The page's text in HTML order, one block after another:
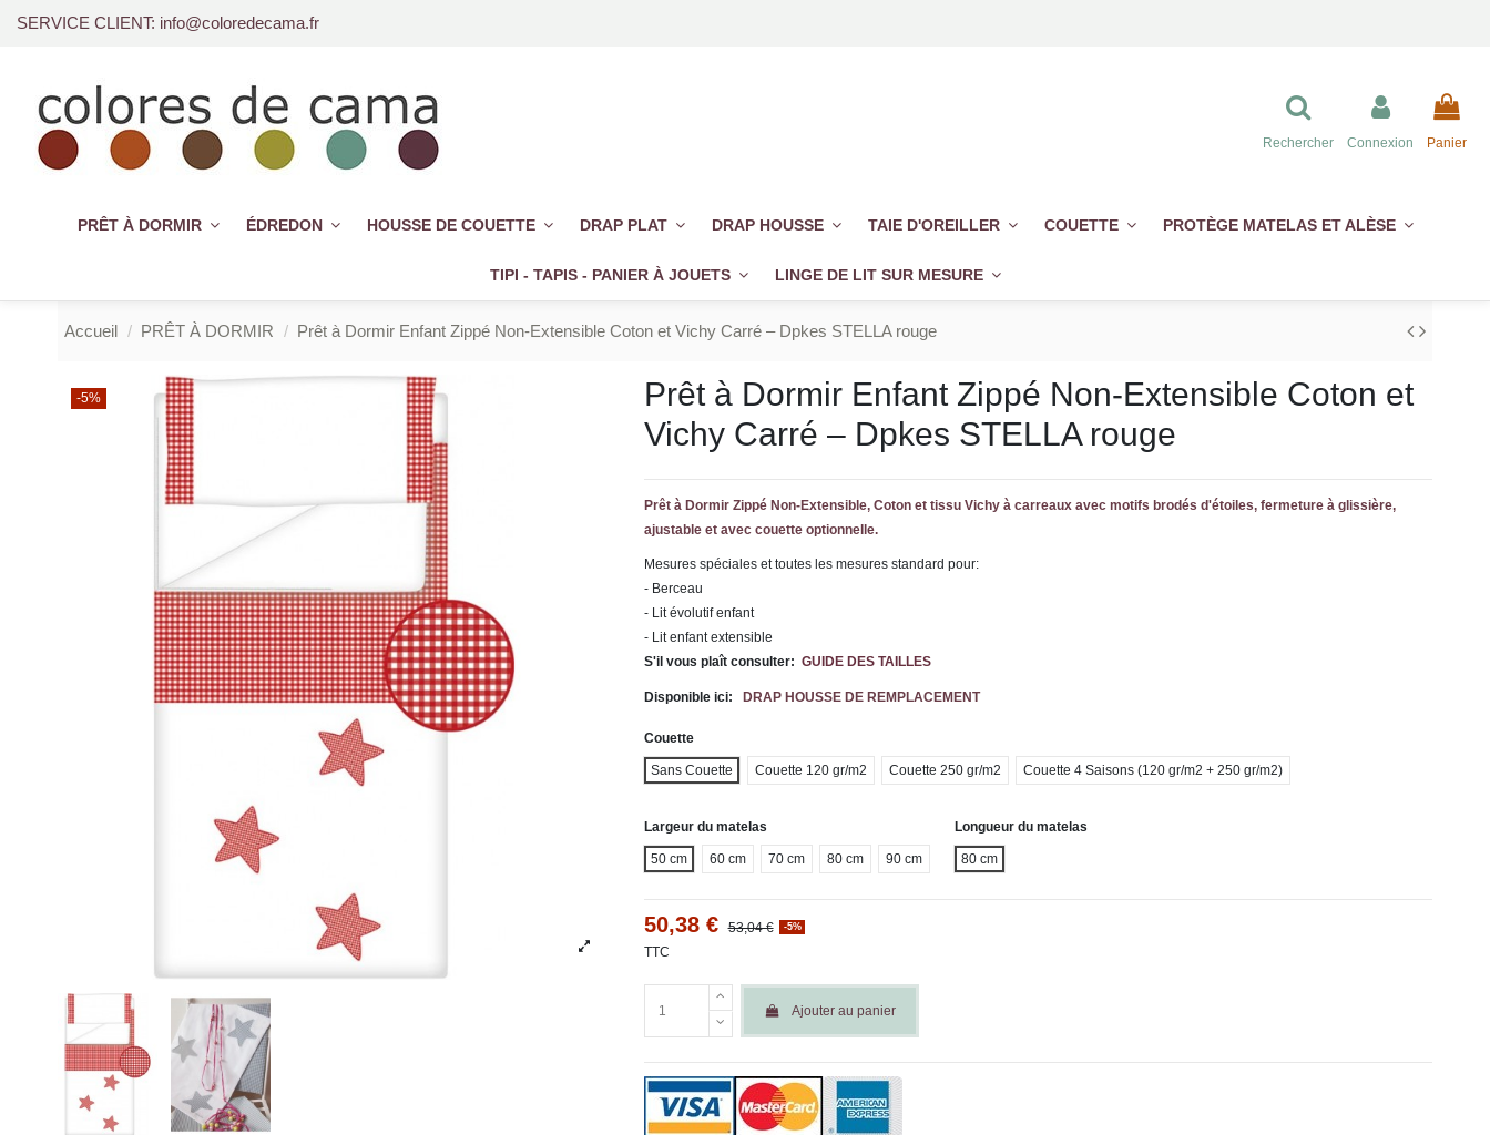
SERVICE CLIENT: info@coloredecama.fr
Rechercher Connexion Panier
PRÊT À DORMIR ÉDREDON HOUSSE DE COUETTE DRAP PLAT DRAP HOUSSE TAIE D'OREILLER COUETTE PROTÈGE MATELAS ET ALÈSE
TIPI - TAPIS - PANIER À JOUETS LINGE DE LIT SUR MESURE
Accueil PRÊT À DORMIR Prêt à Dormir Enfant Zippé Non-Extensible Coton et Vichy Carré – Dpkes STELLA rouge
-5%
Prêt à Dormir Enfant Zippé Non-Extensible Coton et
Vichy Carré – Dpkes STELLA rouge
Prêt à Dormir Zippé Non-Extensible, Coton et tissu Vichy à carreaux avec motifs brodés d'étoiles, fermeture à glissière,
ajustable et avec couette optionnelle.
Mesures spéciales et toutes les mesures standard pour:
- Berceau
- Lit évolutif enfant
- Lit enfant extensible
S'il vous plaît consulter:GUIDE DES TAILLES
Disponible ici:DRAP HOUSSE DE REMPLACEMENT
Couette
Sans Couette Couette 120 gr/m2 Couette 250 gr/m2 Couette 4 Saisons (120 gr/m2 + 250 gr/m2)
Largeur du matelas
50 cm 60 cm 70 cm 80 cm 90 cm
Longueur du matelas
80 cm
50,38 € 53,04 € -5%
TTC
Ajouter au panier